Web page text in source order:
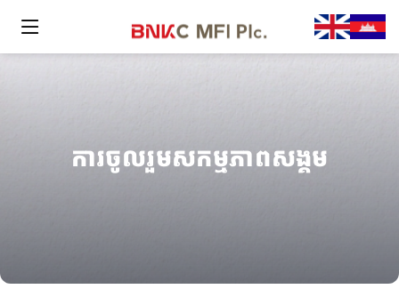
ការចូលរួមសកម្មភាពសង្គម